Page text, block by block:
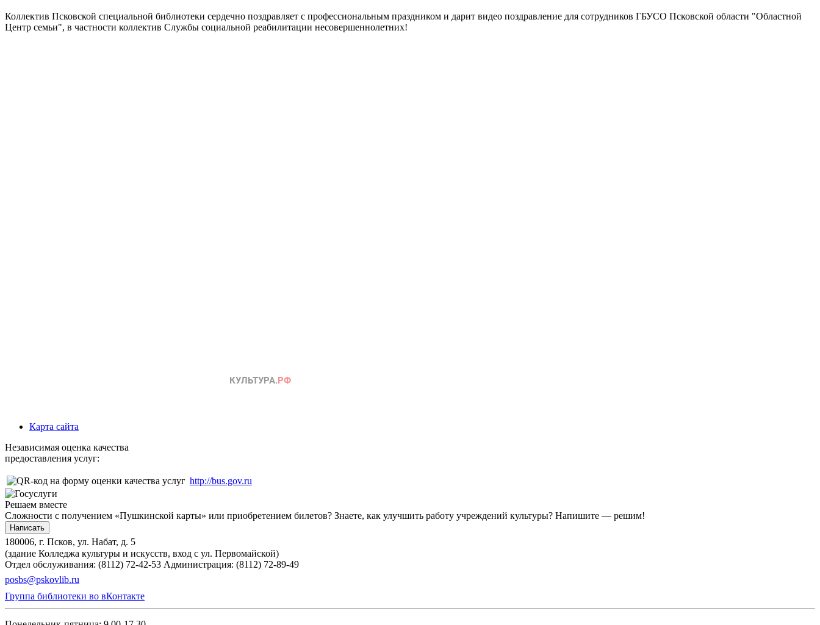
Коллектив Псковской специальной библиотеки сердечно поздравляет с профессиональным праздником и дарит видео поздравление для сотрудников ГБУСО Псковской области "Областной
Центр семьи", в частности коллектив Службы социальной реабилитации несовершеннолетних!
Карта сайта
Независимая оценка качества
предоставления услуг:
http://bus.gov.ru
Решаем вместе
Сложности с получением «Пушкинской карты» или приобретением билетов? Знаете, как улучшить работу учреждений культуры? Напишите — решим!
Написать
180006, г. Псков, ул. Набат, д. 5
(здание Колледжа культуры и искусств, вход с ул. Первомайской)
Отдел обслуживания: (8112) 72-42-53 Администрация: (8112) 72-89-49
posbs@pskovlib.ru
Группа библиотеки во вКонтакте